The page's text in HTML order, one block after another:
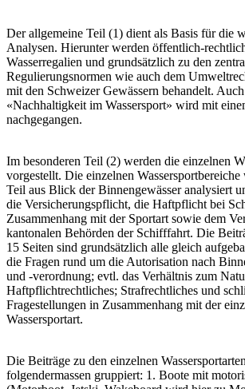
Der allgemeine Teil (1) dient als Basis für die
Analysen. Hierunter werden öffentlich-
Wasserregalien und grundsätzlich zu den
Regulierungsnormen wie auch dem
mit den Schweizer Gewässern behandelt.
«Nachhaltigkeit im Wassersport» wird mit
nachgegangen.
Im besonderen Teil (2) werden die einzelnen
vorgestellt. Die einzelnen Wassersportbereiche
Teil aus Blick der Binnengewässer analysiert
die Versicherungspflicht, die Haftpflicht bei
Zusammenhang mit der Sportart sowie dem
kantonalen Behörden der Schifffahrt. Die
15 Seiten sind grundsätzlich alle gleich
die Fragen rund um die Autorisation nach
und -verordnung; evtl. das Verhältnis zum
Haftpflichtrechtliches; Strafrechtliches und
Fragestellungen in Zusammenhang mit der
Wassersportart.
Die Beiträge zu den einzelnen
folgendermassen gruppiert: 1. Boote mit